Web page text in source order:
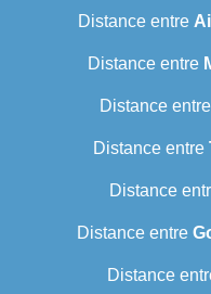
Distance entre
Distance entre
Distance entre
Distance entre
Distance
Distance entre
Distance